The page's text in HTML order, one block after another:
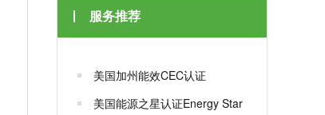
服务推荐
美国加州能效CEC认证
美国能源之星认证Energy Star